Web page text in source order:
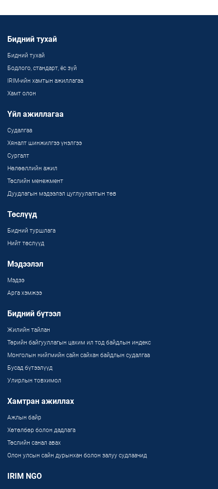
Бидний тухай
Бидний тухай
Бодлого, стандарт, ёс зүй
IRIM-ийн хамтын ажиллагаа
Хамт олон
Үйл ажиллагаа
Судалгаа
Хяналт шинжилгээ үнэлгээ
Сургалт
Нөлөөллийн ажил
Төслийн менежмент
Дуудлагын мэдээлэл цуглуулалтын төв
Төслүүд
Бидний туршлага
Нийт төслүүд
Мэдээлэл
Мэдээ
Арга хэмжээ
Бидний бүтээл
Жилийн тайлан
Төрийн байгууллагын цахим ил тод байдлын индекс
Монголын нийгмийн сайн сайхан байдлын судалгаа
Бусад бүтээлүүд
Улирлын товхимол
Хамтран ажиллах
Ажлын байр
Хөтөлбөр болон дадлага
Төслийн санал авах
Олон улсын сайн дурынхан болон залуу судлаачид
IRIM NGO